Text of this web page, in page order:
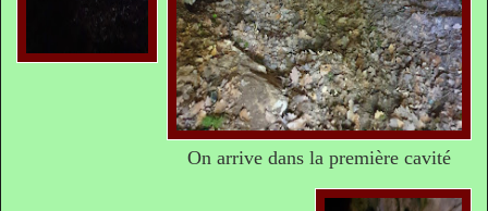
On arrive dans la première cavité